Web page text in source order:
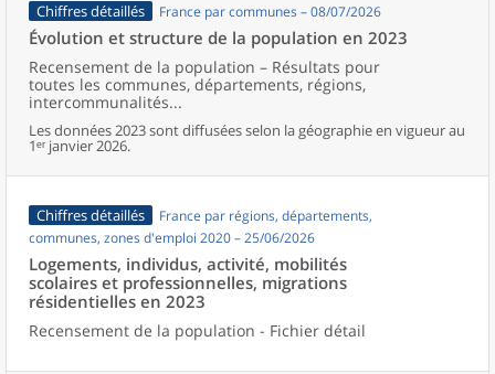
Chiffres détaillés France par communes – 08/07/2026
Évolution et structure de la population en 2023
Recensement de la population – Résultats pour
toutes les communes, départements, régions,
intercommunalités...
Les données 2023 sont diffusées selon la géographie en vigueur au
1ᵉʳ janvier 2026.
Chiffres détaillés
France par régions, départements,
communes, zones d'emploi 2020 – 25/06/2026
Logements, individus, activité, mobilités
scolaires et professionnelles, migrations
résidentielles en 2023
Recensement de la population - Fichier détail